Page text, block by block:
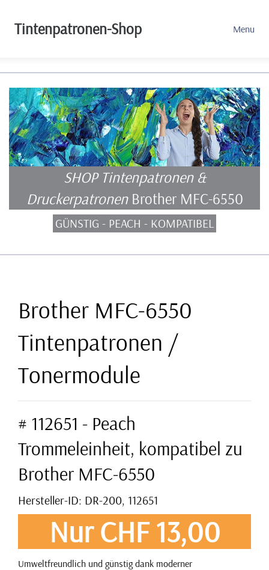
Tintenpatronen-Shop Menu
SHOP Tintenpatronen &
Druckerpatronen Brother MFC-6550
GÜNSTIG - PEACH - KOMPATIBEL
Brother MFC-6550
Tintenpatronen /
Tonermodule
# 112651 - Peach
Trommeleinheit, kompatibel zu
Brother MFC-6550
Hersteller-ID: DR-200, 112651
Nur CHF 13,00
Umweltfreundlich und günstig dank moderner